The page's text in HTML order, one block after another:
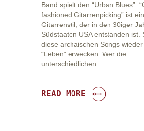
Band spielt den “Urban Blues”.
fashioned Gitarrenpicking” ist ein
Gitarrenstil, der in den 30iger
Südstaaten USA entstanden ist.
diese archaischen Songs wieder
“Leben” erwecken. Wer die
unterschiedlichen…
READ MORE